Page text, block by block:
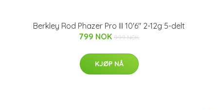
Berkley Rod Phazer Pro III 10'6" 2-12g 5-delt
799 NOK 999 NOK
KJØP NÅ